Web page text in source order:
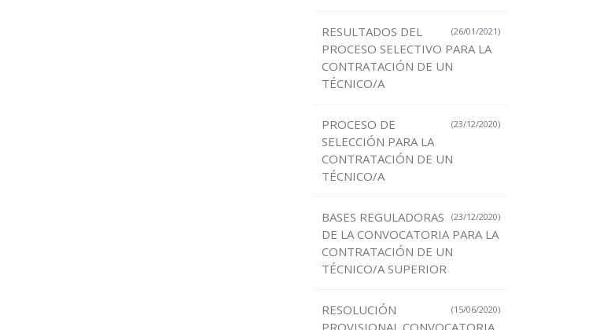
(26/01/2021)
RESULTADOS DEL
PROCESO SELECTIVO PARA LA
CONTRATACIÓN DE UN
TÉCNICO/A
(23/12/2020)
PROCESO DE
SELECCIÓN PARA LA
CONTRATACIÓN DE UN
TÉCNICO/A
(23/12/2020)
BASES REGULADORAS
DE LA CONVOCATORIA PARA LA
CONTRATACIÓN DE UN
TÉCNICO/A SUPERIOR
(15/06/2020)
RESOLUCIÓN